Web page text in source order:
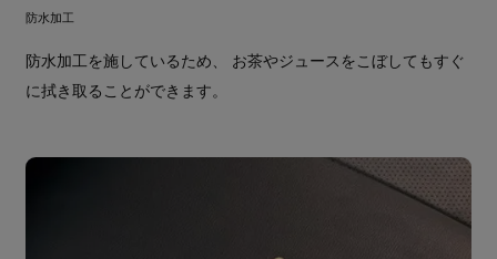
防水加工
防水加工を施しているため、 お茶やジュースをこぼしてもすぐ
に拭き取ることができます。